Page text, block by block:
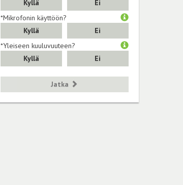
Kyllä
Ei
*Mikrofonin käyttöön?
Kyllä
Ei
*Yleiseen kuuluvuuteen?
Kyllä
Ei
Jatka